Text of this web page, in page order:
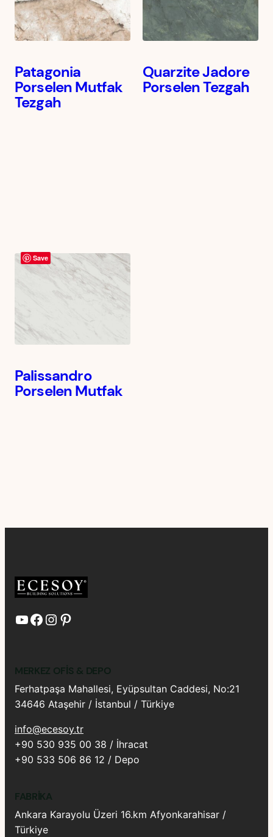
Patagonia
Porselen Mutfak
Tezgah
Quarzite Jadore
Porselen Tezgah
Save
Palissandro
Porselen Mutfak
YouTube Facebook Instagram Pinterest
MERKEZ OFIS & DEPO
Ferhatpaşa Mahallesi, Eyüpsultan Caddesi, No:21
34646 Ataşehir / İstanbul / Türkiye
info@ecesoy.tr
+90 530 935 00 38 / İhracat
+90 533 506 86 12 / Depo
FABRIKA
Ankara Karayolu Üzeri 16.km Afyonkarahisar /
Türkiye